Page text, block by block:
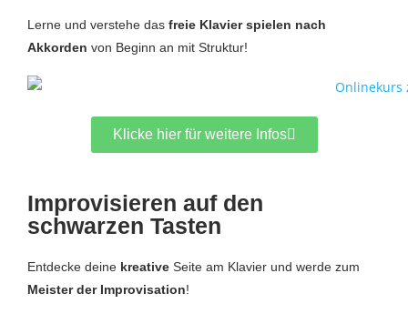
Lerne und verstehe das freie Klavier spielen nach
Akkorden von Beginn an mit Struktur!
Klicke hier für weitere Infos
Improvisieren auf den
schwarzen Tasten
Entdecke deine kreative Seite am Klavier und werde zum
Meister der Improvisation!